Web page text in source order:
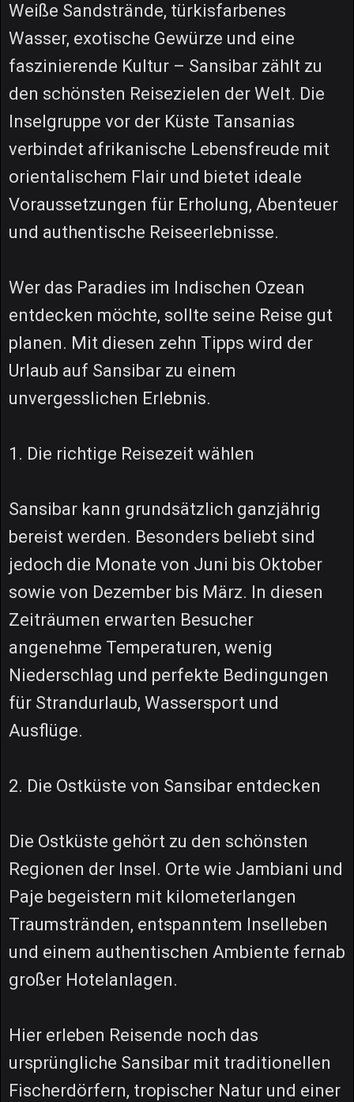
Weiße Sandstrände, türkisfarbenes
Wasser, exotische Gewürze und eine
faszinierende Kultur – Sansibar zählt zu
den schönsten Reisezielen der Welt. Die
Inselgruppe vor der Küste Tansanias
verbindet afrikanische Lebensfreude mit
orientalischem Flair und bietet ideale
Voraussetzungen für Erholung, Abenteuer
und authentische Reiseerlebnisse.
Wer das Paradies im Indischen Ozean
entdecken möchte, sollte seine Reise gut
planen. Mit diesen zehn Tipps wird der
Urlaub auf Sansibar zu einem
unvergesslichen Erlebnis.
1. Die richtige Reisezeit wählen
Sansibar kann grundsätzlich ganzjährig
bereist werden. Besonders beliebt sind
jedoch die Monate von Juni bis Oktober
sowie von Dezember bis März. In diesen
Zeiträumen erwarten Besucher
angenehme Temperaturen, wenig
Niederschlag und perfekte Bedingungen
für Strandurlaub, Wassersport und
Ausflüge.
2. Die Ostküste von Sansibar entdecken
Die Ostküste gehört zu den schönsten
Regionen der Insel. Orte wie Jambiani und
Paje begeistern mit kilometerlangen
Traumstränden, entspanntem Inselleben
und einem authentischen Ambiente fernab
großer Hotelanlagen.
Hier erleben Reisende noch das
ursprüngliche Sansibar mit traditionellen
Fischerdörfern, tropischer Natur und einer